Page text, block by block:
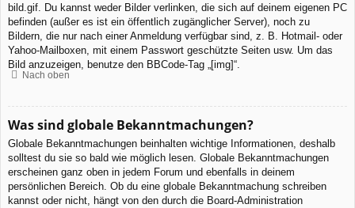
bild.gif. Du kannst weder Bilder verlinken, die sich auf deinem eigenen PC
befinden (außer es ist ein öffentlich zugänglicher Server), noch zu
Bildern, die nur nach einer Anmeldung verfügbar sind, z. B. Hotmail- oder
Yahoo-Mailboxen, mit einem Passwort geschützte Seiten usw. Um das
Bild anzuzeigen, benutze den BBCode-Tag „[img]“.
Nach oben
Was sind globale Bekanntmachungen?
Globale Bekanntmachungen beinhalten wichtige Informationen, deshalb
solltest du sie so bald wie möglich lesen. Globale Bekanntmachungen
erscheinen ganz oben in jedem Forum und ebenfalls in deinem
persönlichen Bereich. Ob du eine globale Bekanntmachung schreiben
kannst oder nicht, hängt von den durch die Board-Administration